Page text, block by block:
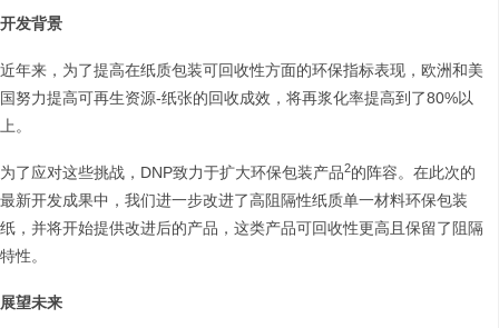
开发背景
近年来，为了提高在纸质包装可回收性方面的环保指标表现，欧洲和美
国努力提高可再生资源-纸张的回收成效，将再浆化率提高到了80%以
上。
为了应对这些挑战，DNP致力于扩大环保包装产品2的阵容。在此次的
最新开发成果中，我们进一步改进了高阻隔性纸质单一材料环保包装
纸，并将开始提供改进后的产品，这类产品可回收性更高且保留了阻隔
特性。
展望未来